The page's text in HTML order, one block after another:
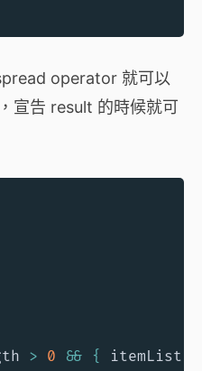
operator 就可以
宣告 result 的時候就可
> 0 && { itemList